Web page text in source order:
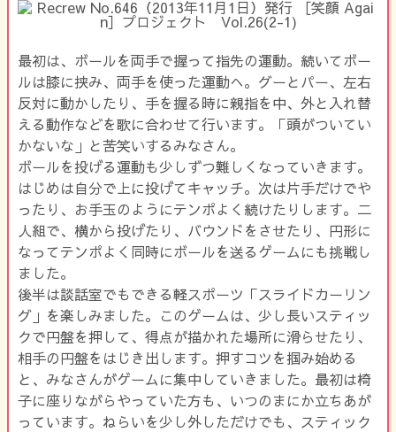
最初は、ボールを両手で握って指先の運動。続いてボー
ルは膝に挟み、両手を使った運動へ。グーとパー、左右
反対に動かしたり、手を握る時に親指を中、外と入れ替
える動作などを歌に合わせて行います。「頭がついてい
かないな」と苦笑いするみなさん。
ボールを投げる運動も少しずつ難しくなっていきます。
はじめは自分で上に投げてキャッチ。次は片手だけでや
ったり、お手玉のようにテンポよく続けたりします。二
人組で、横から投げたり、バウンドをさせたり、円形に
なってテンポよく同時にボールを送るゲームにも挑戦し
ました。
後半は談話室でもできる軽スポーツ「スライドカーリン
グ」を楽しみました。このゲームは、少し長いスティッ
クで円盤を押して、得点が描かれた場所に滑らせたり、
相手の円盤をはじき出します。押すコツを掴み始める
と、みなさんがゲームに集中していきました。最初は椅
子に座りながらやっていた方も、いつのまにか立ちあが
っています。ねらいを少し外しただけでも、スティック